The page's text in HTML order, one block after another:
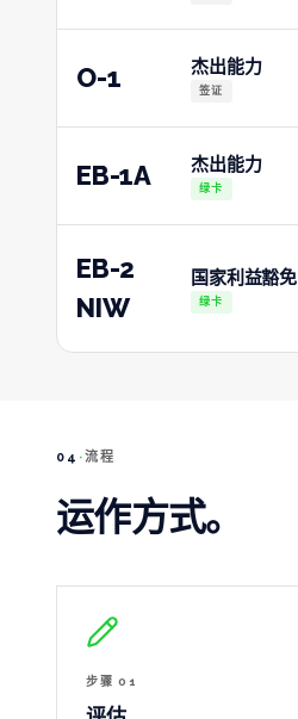
O-1 杰出能力
签证
EB-1A 杰出能力
绿卡
EB-2
NIW
国家利益豁免
绿卡
04 ·流程
运作方式。
步骤 01